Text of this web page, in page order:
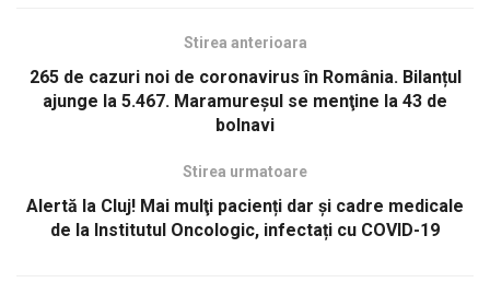
Stirea anterioara
265 de cazuri noi de coronavirus în România. Bilanțul
ajunge la 5.467. Maramureşul se menţine la 43 de
bolnavi
Stirea urmatoare
Alertă la Cluj! Mai mulţi pacienți dar și cadre medicale
de la Institutul Oncologic, infectați cu COVID-19